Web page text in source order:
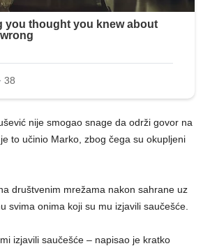
nije smogao snage da održi govor na
to učinio Marko, zbog čega su okupljeni
društvenim mrežama nakon sahrane uz
svima onima koji su mu izjavili saučešće.
izjavili saučešće – napisao je kratko